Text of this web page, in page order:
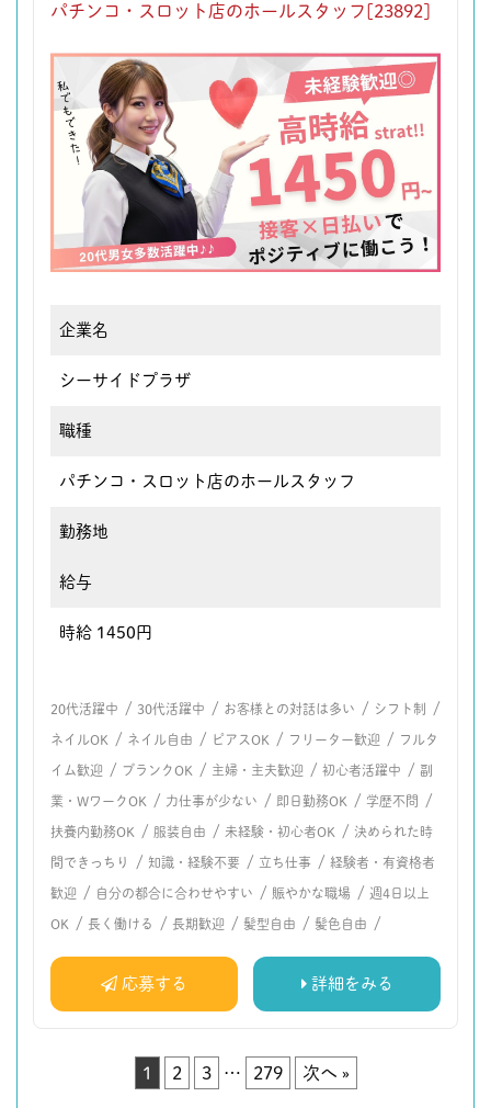
パチンコ・スロット店のホールスタッフ[23892]
企業名
シーサイドプラザ
職種
パチンコ・スロット店のホールスタッフ
勤務地
給与
時給 1450円
20代活躍中 / 30代活躍中 / お客様との対話は多い / シフト制 /
ネイルOK / ネイル自由 / ピアスOK / フリーター歓迎 / フルタ
イム歓迎 / ブランクOK / 主婦・主夫歓迎 / 初心者活躍中 / 副
業・WワークOK / 力仕事が少ない / 即日勤務OK / 学歴不問 /
扶養内勤務OK / 服装自由 / 未経験・初心者OK / 決められた時
間できっちり / 知識・経験不要 / 立ち仕事 / 経験者・有資格者
歓迎 / 自分の都合に合わせやすい / 賑やかな職場 / 週4日以上
OK / 長く働ける / 長期歓迎 / 髪型自由 / 髪色自由 /
応募する 詳細をみる
1 2 3 … 279 次へ »